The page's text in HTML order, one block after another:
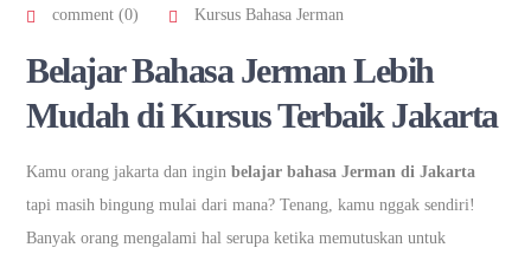
comment (0)
Kursus Bahasa Jerman
Belajar Bahasa Jerman Lebih
Mudah di Kursus Terbaik Jakarta
Kamu orang jakarta dan inginbelajar bahasa Jerman di Jakarta
tapi masih bingung mulai dari mana? Tenang, kamu nggak sendiri!
Banyak orang mengalami hal serupa ketika memutuskan untuk